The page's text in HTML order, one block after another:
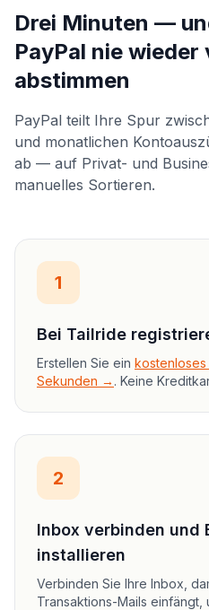
Drei Minuten —
PayPal nie wieder
abstimmen
PayPal teilt Ihre Spur
und monatlichen
ab — auf Privat- und
manuelles Sortieren.
1
Bei Tailride
Erstellen Sie ein kostenloses
Sekunden → . Keine
2
Inbox verbinden und
installieren
Verbinden Sie Ihre Inbox,
Transaktions-Mails einfängt,